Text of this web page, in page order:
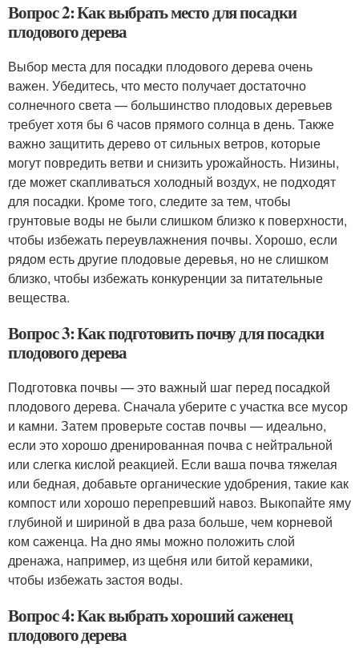
Вопрос 2: Как выбрать место для посадки
плодового дерева
Выбор места для посадки плодового дерева очень
важен. Убедитесь, что место получает достаточно
солнечного света — большинство плодовых деревьев
требует хотя бы 6 часов прямого солнца в день. Также
важно защитить дерево от сильных ветров, которые
могут повредить ветви и снизить урожайность. Низины,
где может скапливаться холодный воздух, не подходят
для посадки. Кроме того, следите за тем, чтобы
грунтовые воды не были слишком близко к поверхности,
чтобы избежать переувлажнения почвы. Хорошо, если
рядом есть другие плодовые деревья, но не слишком
близко, чтобы избежать конкуренции за питательные
вещества.
Вопрос 3: Как подготовить почву для посадки
плодового дерева
Подготовка почвы — это важный шаг перед посадкой
плодового дерева. Сначала уберите с участка все мусор
и камни. Затем проверьте состав почвы — идеально,
если это хорошо дренированная почва с нейтральной
или слегка кислой реакцией. Если ваша почва тяжелая
или бедная, добавьте органические удобрения, такие как
компост или хорошо перепревший навоз. Выкопайте яму
глубиной и шириной в два раза больше, чем корневой
ком саженца. На дно ямы можно положить слой
дренажа, например, из щебня или битой керамики,
чтобы избежать застоя воды.
Вопрос 4: Как выбрать хороший саженец
плодового дерева